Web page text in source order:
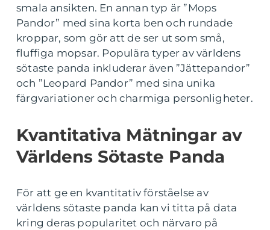
smala ansikten. En annan typ är ”Mops
Pandor” med sina korta ben och rundade
kroppar, som gör att de ser ut som små,
fluffiga mopsar. Populära typer av världens
sötaste panda inkluderar även ”Jättepandor”
och ”Leopard Pandor” med sina unika
färgvariationer och charmiga personligheter.
Kvantitativa Mätningar av
Världens Sötaste Panda
För att ge en kvantitativ förståelse av
världens sötaste panda kan vi titta på data
kring deras popularitet och närvaro på